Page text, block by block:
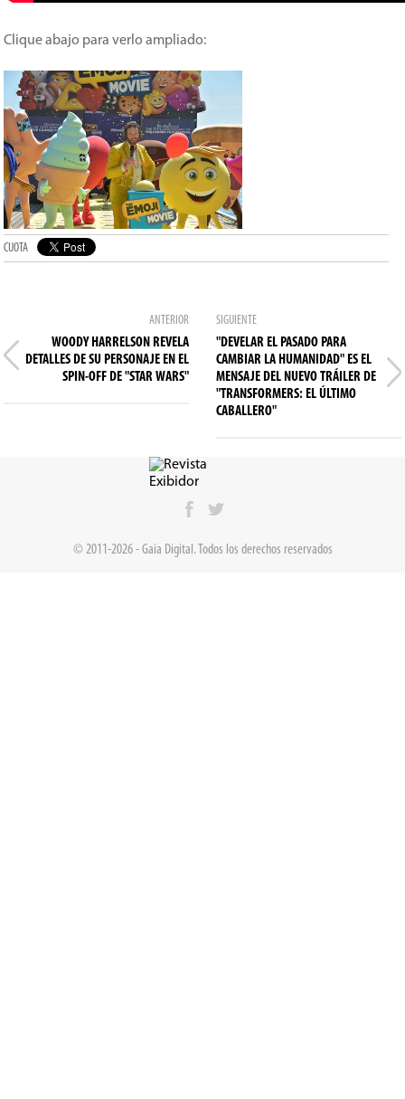
Clique abajo para verlo ampliado:
CUOTA
ANTERIOR
WOODY HARRELSON REVELA
DETALLES DE SU PERSONAJE EN EL
SPIN-OFF DE "STAR WARS"
SIGUIENTE
"DEVELAR EL PASADO PARA
CAMBIAR LA HUMANIDAD" ES EL
MENSAJE DEL NUEVO TRÁILER DE
"TRANSFORMERS: EL ÚLTIMO
CABALLERO"
© 2011-2026 - Gaia Digital. Todos los derechos reservados